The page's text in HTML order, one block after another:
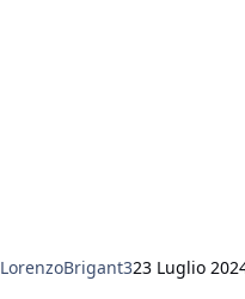
LorenzoBrigant323 Luglio